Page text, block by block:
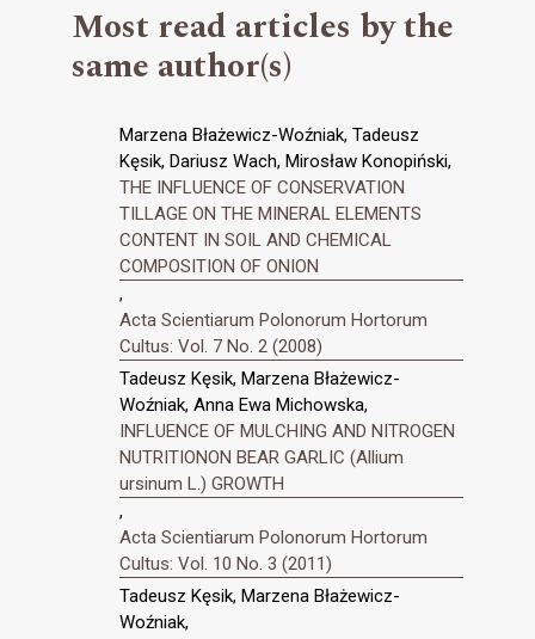
Most read articles by the
same author(s)
Marzena Błażewicz-Woźniak, Tadeusz
Kęsik, Dariusz Wach, Mirosław Konopiński,
THE INFLUENCE OF CONSERVATION
TILLAGE ON THE MINERAL ELEMENTS
CONTENT IN SOIL AND CHEMICAL
COMPOSITION OF ONION
,
Acta Scientiarum Polonorum Hortorum
Cultus: Vol. 7 No. 2 (2008)
Tadeusz Kęsik, Marzena Błażewicz-
Woźniak, Anna Ewa Michowska,
INFLUENCE OF MULCHING AND NITROGEN
NUTRITIONON BEAR GARLIC (Allium
ursinum L.) GROWTH
,
Acta Scientiarum Polonorum Hortorum
Cultus: Vol. 10 No. 3 (2011)
Tadeusz Kęsik, Marzena Błażewicz-
Woźniak,